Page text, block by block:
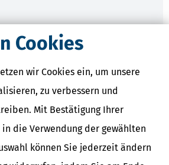
Cookies
wir Cookies ein, um unsere
zu verbessern und
Mit Bestätigung Ihrer
die Verwendung der gewählten
können Sie jederzeit ändern